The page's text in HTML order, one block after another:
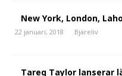
New York, London,
22 januari, 2018 Bjäreliv
Tareq Taylor lanserar